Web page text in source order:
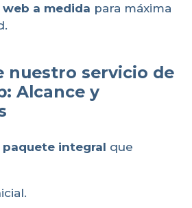
a medida para máxima
nuestro servicio de
Alcance y
paquete integral que